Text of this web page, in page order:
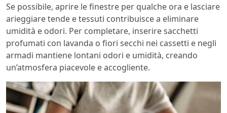
Se possibile, aprire le finestre per qualche ora e lasciare
arieggiare tende e tessuti contribuisce a eliminare
umidità e odori. Per completare, inserire sacchetti
profumati con lavanda o fiori secchi nei cassetti e negli
armadi mantiene lontani odori e umidità, creando
un’atmosfera piacevole e accogliente.